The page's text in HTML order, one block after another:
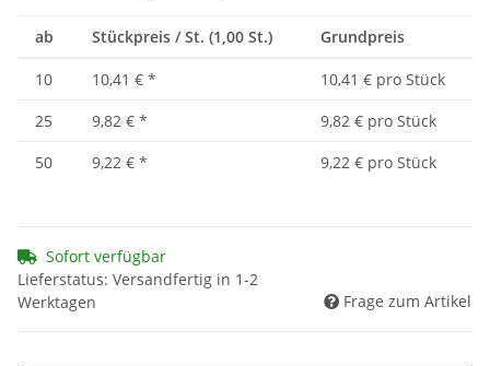
ab Stückpreis / St. (1,00 St.) Grundpreis
10 10,41 € *
10,41 € pro Stück
25
9,82 € *
9,82 € pro Stück
50
9,22 € * 9,22 € pro Stück
Sofort verfügbar
Lieferstatus: Versandfertig in 1-2
Werktagen
Frage zum Artikel